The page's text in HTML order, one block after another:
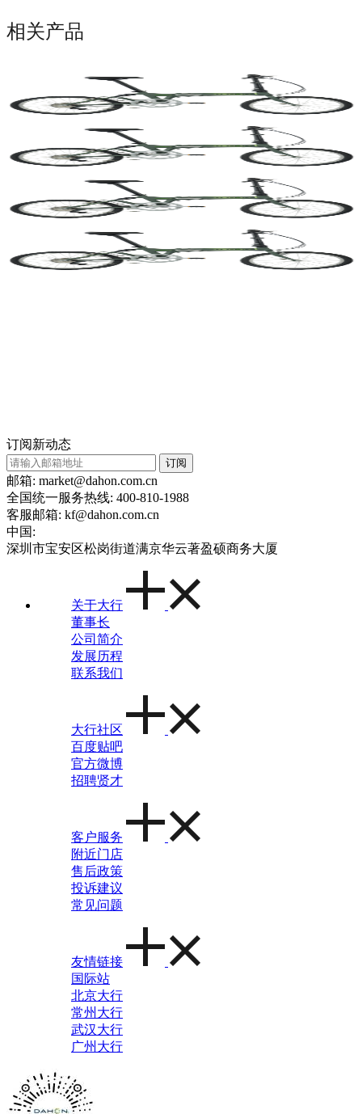
相关产品
订阅新动态
订阅
邮箱: market@dahon.com.cn
全国统一服务热线: 400-810-1988
客服邮箱: kf@dahon.com.cn
中国:
深圳市宝安区松岗街道满京华云著盈硕商务大厦
关于大行
董事长
公司简介
发展历程
联系我们
大行社区
百度贴吧
官方微博
招聘贤才
客户服务
附近门店
售后政策
投诉建议
常见问题
友情链接
国际站
北京大行
常州大行
武汉大行
广州大行